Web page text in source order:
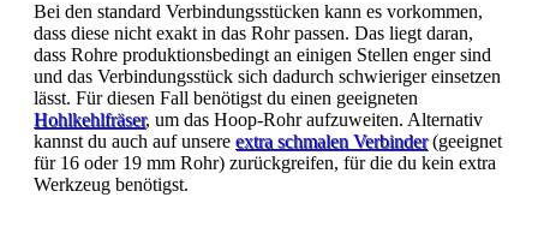
Bei den standard Verbindungsstücken kann es vorkommen,
dass diese nicht exakt in das Rohr passen. Das liegt daran,
dass Rohre produktionsbedingt an einigen Stellen enger sind
und das Verbindungsstück sich dadurch schwieriger einsetzen
lässt. Für diesen Fall benötigst du einen geeigneten
Hohlkehlfräser, um das Hoop-Rohr aufzuweiten. Alternativ
kannst du auch auf unsere extra schmalen Verbinder(geeignet
für 16 oder 19 mm Rohr) zurückgreifen, für die du kein extra
Werkzeug benötigst.